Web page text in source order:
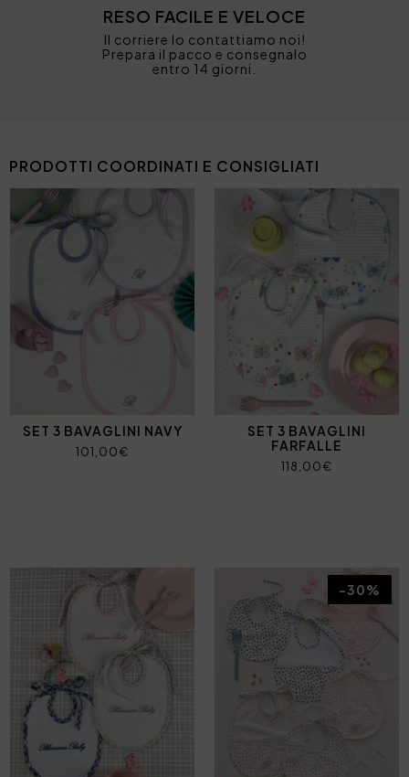
RESO FACILE E VELOCE
Il corriere lo contattiamo noi!
Prepara il pacco e consegnalo
entro 14 giorni.
PRODOTTI COORDINATI E CONSIGLIATI
SET 3 BAVAGLINI NAVY
101,00€
SET 3 BAVAGLINI
FARFALLE
118,00€
-30%